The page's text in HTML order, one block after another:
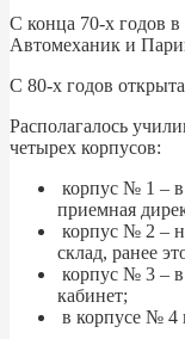
С конца 70-х годов
Автомеханик и
С 80-х годов
Располагалось
четырех корпусов:
корпус № 1 – в
приемная
корпус № 2 –
склад, ранее
корпус № 3 –
кабинет;
в корпусе № 4